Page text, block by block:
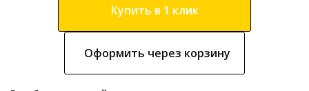
Купить в 1 клик
Оформить через корзину